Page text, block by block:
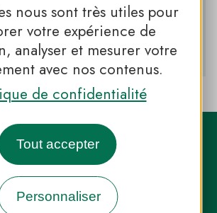
nous sont très utiles pour
votre expérience de
analyser et mesurer votre
avec nos contenus.
de confidentialité
Tout accepter
Personnaliser
ANJOU-TOURAINE
LOIRE-ANJOU-TOURAINE